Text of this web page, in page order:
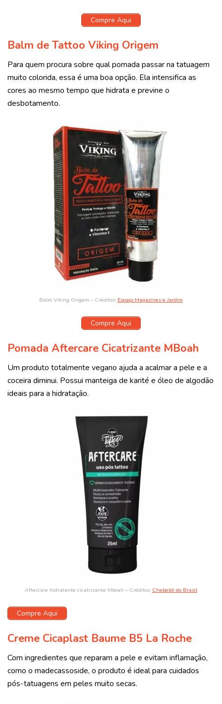
Compre Aqui
Balm de Tattoo Viking Origem
Para quem procura sobre qual pomada passar na tatuagem
muito colorida, essa é uma boa opção. Ela intensifica as
cores ao mesmo tempo que hidrata e previne o
desbotamento.
Balm Viking Origem – Créditos: Espaço Magazines e Jardim
Compre Aqui
Pomada Aftercare Cicatrizante MBoah
Um produto totalmente vegano ajuda a acalmar a pele e a
coceira diminui. Possui manteiga de karité e óleo de algodão
ideais para a hidratação.
Aftercare hidratante cicatrizante Mboah – Créditos: Chebeldi do Brasil
Compre Aqui
Creme Cicaplast Baume B5 La Roche
Com ingredientes que reparam a pele e evitam inflamação,
como o madecassoside, o produto é ideal para cuidados
pós-tatuagens em peles muito secas.